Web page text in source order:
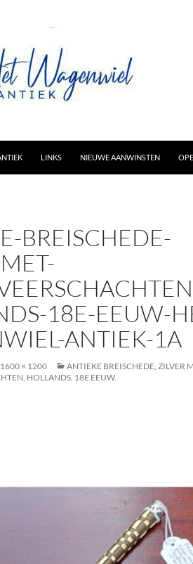
LINKS NIEUWE AANWINSTEN
BREISCHEDE-
18E-EEUW-
ANTIEK-1A
1600 × 1200
ANTIEKE BREISCHEDE, ZILVER
HOLLANDS, 18E EEUW.